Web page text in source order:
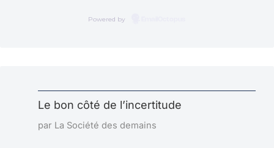
Powered by
Le bon côté de l’incertitude
par La Société des demains